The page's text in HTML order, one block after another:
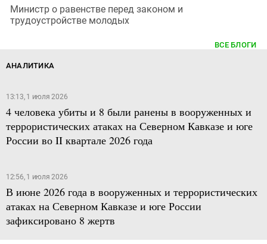
Министр о равенстве перед законом и
трудоустройстве молодых
ВСЕ БЛОГИ
АНАЛИТИКА
13:13, 1 июля 2026
4 человека убиты и 8 были ранены в вооруженных и
террористических атаках на Северном Кавказе и юге
России во II квартале 2026 года
12:56, 1 июля 2026
В июне 2026 года в вооруженных и террористических
атаках на Северном Кавказе и юге России
зафиксировано 8 жертв